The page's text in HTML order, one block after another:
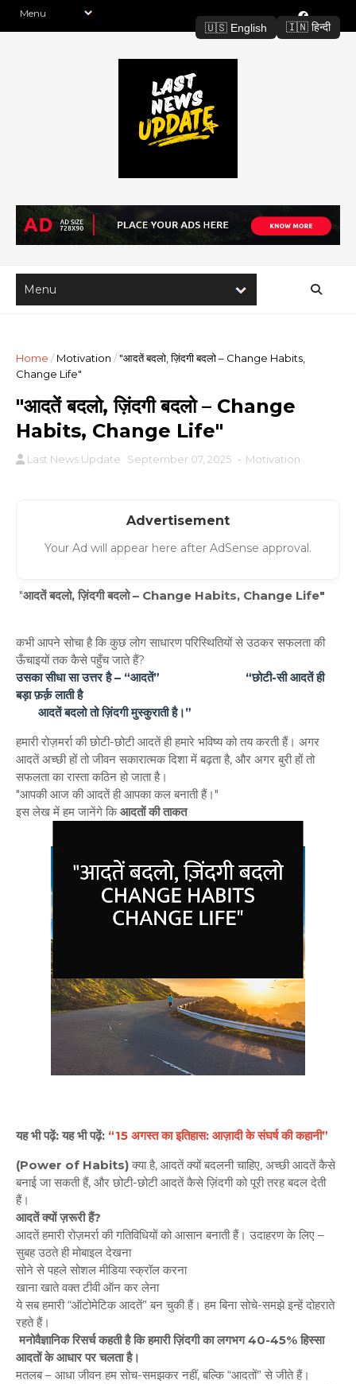
Home / Motivation / "आदतें बदलो, ज़िंदगी बदलो – Change Habits,
Change Life"
"आदतें बदलो, ज़िंदगी बदलो – Change
Habits, Change Life"
Last News Update September 07, 2025 - Motivation
Advertisement
Your Ad will appear here after AdSense approval.
"आदतें बदलो, ज़िंदगी बदलो – Change Habits, Change Life"
कभी आपने सोचा है कि कुछ लोग साधारण परिस्थितियों से उठकर सफलता की
ऊँचाइयों तक कैसे पहुँच जाते हैं?
उसका सीधा सा उत्तर है – “आदतें” “छोटी-सी आदतें ही
बड़ा फ़र्क़ लाती है
आदतें बदलो तो ज़िंदगी मुस्कुराती है।”
हमारी रोज़मर्रा की छोटी-छोटी आदतें ही हमारे भविष्य को तय करती हैं। अगर
आदतें अच्छी हों तो जीवन सकारात्मक दिशा में बढ़ता है, और अगर बुरी हों तो
सफलता का रास्ता कठिन हो जाता है।
"आपकी आज की आदतें ही आपका कल बनाती हैं।"
इस लेख में हम जानेंगे किआदतों की ताकत
यह भी पढ़ें: यह भी पढ़ें: “15 अगस्त का इतिहास: आज़ादी के संघर्ष की कहानी”
(Power of Habits) क्या है, आदतें क्यों बदलनी चाहिए, अच्छी आदतें कैसे
बनाई जा सकती हैं, और छोटी-छोटी आदतें कैसे ज़िंदगी को पूरी तरह बदल देती
हैं।
आदतें क्यों ज़रूरी हैं?
आदतें हमारी रोज़मर्रा की गतिविधियों को आसान बनाती हैं। उदाहरण के लिए –
सुबह उठते ही मोबाइल देखना
सोने से पहले सोशल मीडिया स्क्रॉल करना
खाना खाते वक्त टीवी ऑन कर लेना
ये सब हमारी “ऑटोमेटिक आदतें” बन चुकी हैं। हम बिना सोचे-समझे इन्हें दोहराते
रहते हैं।
मनोवैज्ञानिक रिसर्च कहती है कि हमारी ज़िंदगी का लगभग 40-45% हिस्सा
आदतों के आधार पर चलता है।
मतलब – आधा जीवन हम सोच-समझकर नहीं, बल्कि “आदतों” से जीते हैं।
🇺🇸 English 🇮🇳 हिन्दी